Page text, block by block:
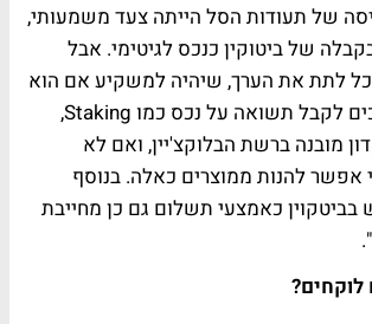
של תעודות הסל הייתה צעד משמעותי,
של ביטוקין כנכס לגיטימי. אבל
לתת את הערך, שיהיה למשקיע אם הוא
מחזיק בו. יש דרכים לקבל תשואה על נכס כמו Staking,
מובנה ברשת הבלוקצ'יין, ואם לא
אפשר להנות ממוצרים כאלה. בנוסף
כאמצעי תשלום גם כן מחייבת